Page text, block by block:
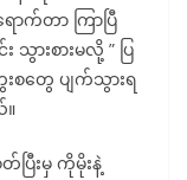
ာက်တာ ကြာပြီ
ားစားမလို့ ” ပြ
စတွေ ပျက်သွားရ
။
ပြီးမှ ကိုမိုးနဲ့